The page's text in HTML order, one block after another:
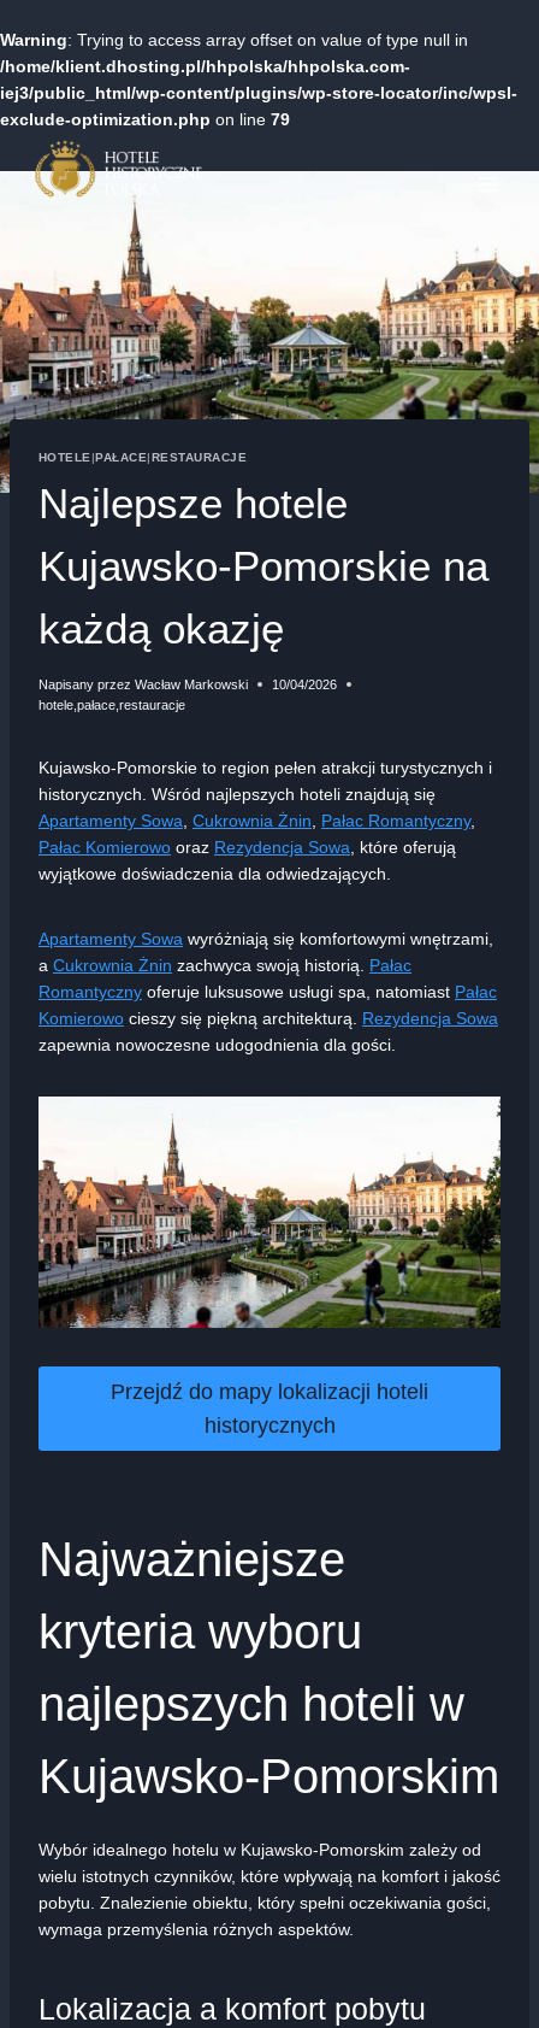
Warning: Trying to access array offset on value of type null in
/home/klient.dhosting.pl/hhpolska/hhpolska.com-
iej3/public_html/wp-content/plugins/wp-store-locator/inc/wpsl-
exclude-optimization.php on line 79
Przejdź
do
HOTELE PAŁACE RESTAURACJE
Najlepsze hotele
Kujawsko-Pomorskie na
każdą okazję
Napisany przez Wacław Markowski
10/04/2026
hotele pałace restauracje
Kujawsko-Pomorskie to region pełen atrakcji turystycznych i
historycznych. Wśród najlepszych hoteli znajdują się
Apartamenty Sowa Cukrownia Żnin Pałac Romantyczny,
Pałac Komierowo oraz Rezydencja Sowa , które oferują
wyjątkowe doświadczenia dla odwiedzających.
Apartamenty Sowa wyróżniają się komfortowymi wnętrzami,
a Cukrownia Żnin zachwyca swoją historią. Pałac
Romantyczny oferuje luksusowe usługi spa, natomiast Pałac
Komierowo cieszy się piękną architekturą. Rezydencja Sowa
zapewnia nowoczesne udogodnienia dla gości.
Przejdź do mapy lokalizacji hoteli
historycznych
Najważniejsze
kryteria wyboru
najlepszych hoteli w
Kujawsko-Pomorskim
Wybór idealnego hotelu w Kujawsko-Pomorskim zależy od
wielu istotnych czynników, które wpływają na komfort i jakość
pobytu. Znalezienie obiektu, który spełni oczekiwania gości,
wymaga przemyślenia różnych aspektów.
Lokalizacja a komfort pobytu